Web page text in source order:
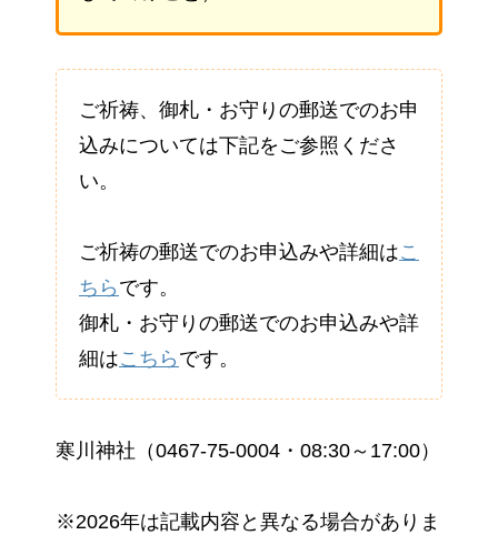
ご祈祷、御札・お守りの郵送でのお申
込みについては下記をご参照くださ
い。
ご祈祷の郵送でのお申込みや詳細はこ
ちら です。
御札・お守りの郵送でのお申込みや詳
細はこちら です。
寒川神社（0467-75-0004・08:30～17:00）
※2026年は記載内容と異なる場合がありま